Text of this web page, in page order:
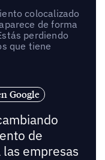
colocalizado
de forma
perdiendo
que tiene
Google
de
empresas